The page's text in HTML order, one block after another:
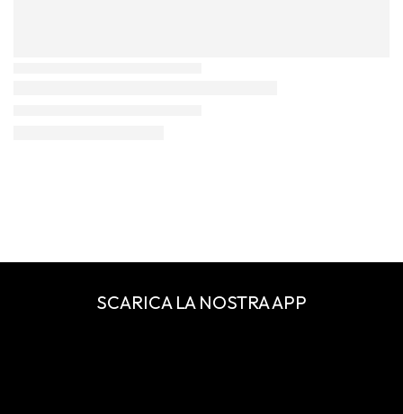
SCARICA LA NOSTRA APP